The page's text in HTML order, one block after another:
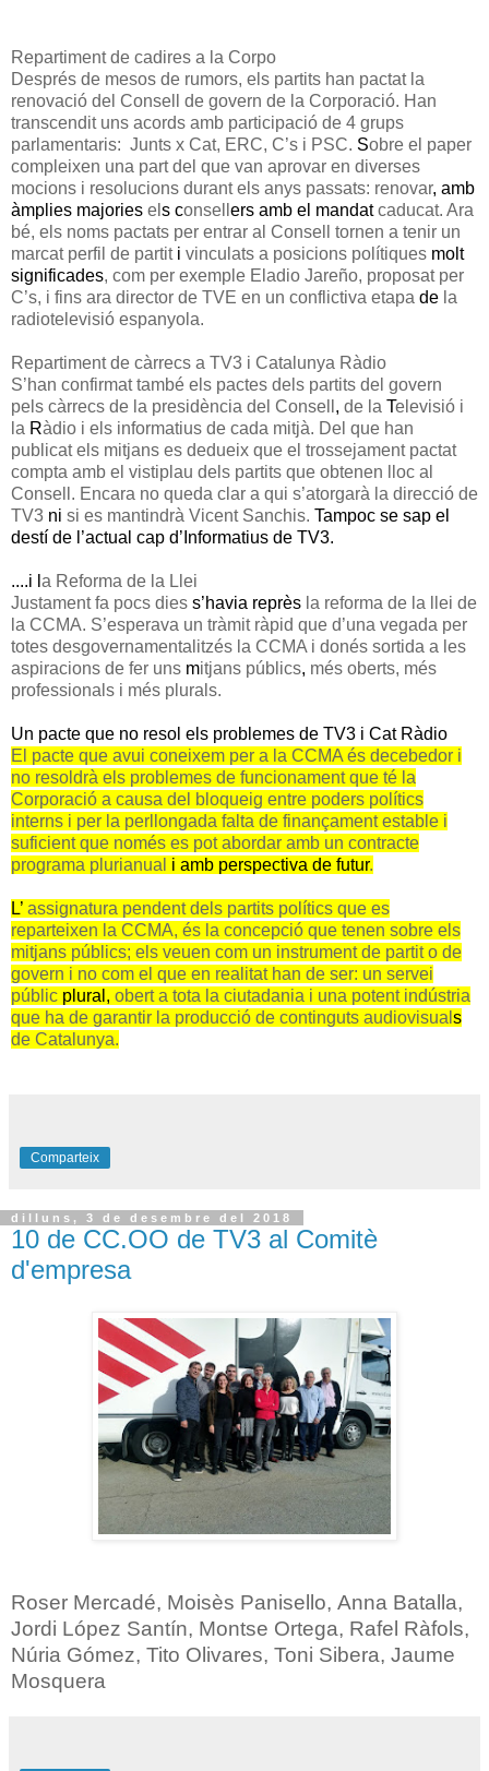
Repartiment de cadires a la Corpo
Després de mesos de rumors, els partits han pactat la
renovació del Consell de govern de la Corporació. Han
transcendit uns acords amb participació de 4 grups
parlamentaris: Junts x Cat, ERC, C’s i PSC. Sobre el paper
compleixen una part del que van aprovar en diverses
mocions i resolucions durant els anys passats: renovar, amb
àmplies majories el s consell ers amb el mandatcaducat. Ara
bé, els noms pactats per entrar al Consell tornen a tenir un
marcat perfil de partit i vinculats a posicions polítiques molt
significades, com per exemple Eladio Jareño, proposat per
C’s, i fins ara director de TVE en un conflictiva etapa de la
radiotelevisió espanyola.
Repartiment de càrrecs a TV3 i Catalunya Ràdio
S’han confirmat també els pactes dels partits del govern
pels càrrecs de la presidència del Consell , de la Televisió i
la Ràdio i els informatius de cada mitjà. Del que han
publicat els mitjans es dedueix que el trossejament pactat
compta amb el vistiplau dels partits que obtenen lloc al
Consell. Encara no queda clar a qui s’atorgarà la direcció de
TV3 ni si es mantindrà Vicent Sanchis. Tampoc se sap el
destí de l’actual cap d’Informatius de TV3.
....i l a Reforma de la Llei
Justament fa pocs dies s’havia reprès la reforma de la llei de
la CCMA. S’esperava un tràmit ràpid que d’una vegada per
totes desgovernamentalitzés la CCMA i donés sortida a les
aspiracions de fer uns mitjans públics, més oberts, més
professionals i més plurals.
Un pacte que no resol els problemes de TV3 i Cat Ràdio
El pacte que avui coneixem per a la CCMA és decebedor i
no resoldrà els problemes de funcionament que té la
Corporació a causa del bloqueig entre poders polítics
interns i per la perllongada falta de finançament estable i
suficient que només es pot abordar amb un contracte
programa plurianual i amb perspectiva de futur.
L’ assignatura pendent dels partits polítics que es
reparteixen la CCMA, és la concepció que tenen sobre els
mitjans públics; els veuen com un instrument de partit o de
govern i no com el que en realitat han de ser: un servei
públic plural, obert a tota la ciutadania i una potent indústria
que ha de garantir la producció de continguts audiovisual s
de Catalunya.
Comparteix
dilluns, 3 de desembre del 2018
10 de CC.OO de TV3 al Comitè
d'empresa
Roser Mercadé, Moisès Panisello, Anna Batalla,
Jordi López Santín, Montse Ortega, Rafel Ràfols,
Núria Gómez, Tito Olivares, Toni Sibera, Jaume
Mosquera